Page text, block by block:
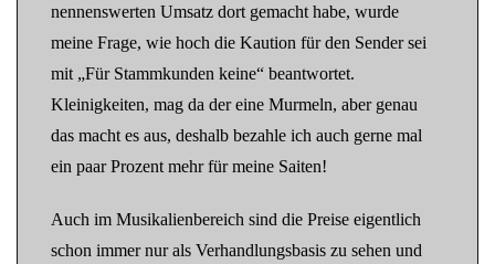
nennenswerten Umsatz dort gemacht habe, wurde
meine Frage, wie hoch die Kaution für den Sender sei
mit „Für Stammkunden keine“ beantwortet.
Kleinigkeiten, mag da der eine Murmeln, aber genau
das macht es aus, deshalb bezahle ich auch gerne mal
ein paar Prozent mehr für meine Saiten!
Auch im Musikalienbereich sind die Preise eigentlich
schon immer nur als Verhandlungsbasis zu sehen und